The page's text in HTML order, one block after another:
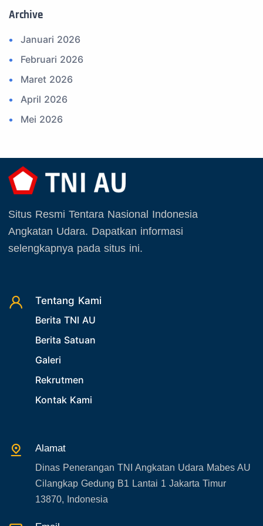
15. Upacara
16. Sertijab
17. Potensi Kedirgantaraan
18. Kegiatan Kedirgantaraan
19. Agenda TNI
20. Agenda TNI AU
22. Latihan TNI
23. Operasi TNI
25. Agenda PIA Ardhya Garini
26. Agenda Yasarini
29. Akademik
30. Organisasi TNI
31. SPAM
32. Agenda KASAU
33. Agenda Presiden
34. Agenda Kabupaten/Kota
37. Kecelakaan pesawat swasta
38. Bencana Alam
39. Gangguan KAMTIBMAS
Archive
Januari 2026
Februari 2026
Maret 2026
April 2026
Mei 2026
Juli 2026
Agustus 2026
Oktober 2025
November 2025
Situs Resmi Tentara Nasional Indonesia
Angkatan Udara. Dapatkan informasi
selengkapnya pada situs ini.
Tentang Kami
Berita TNI AU
Berita Satuan
Galeri
Rekrutmen
Kontak Kami
Alamat
Dinas Penerangan TNI Angkatan Udara Mabes AU
Cilangkap Gedung B1 Lantai 1 Jakarta Timur
13870, Indonesia